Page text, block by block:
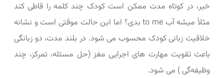
خیر، در کوتاه‌ مدت ممکن است کودک چند کلمه را قاطی کند
مثلاً میشه آب to me بدی؟ اما این حالت موقتی است و نشانه
خلاقیت زبانی کودک محسوب می ‌شود. در بلند مدت، دو زبانگی
باعث تقویت مهارت ‌های اجرایی مغز (حل مسئله، تمرکز، چند
وظیفه‌گی ) می ‌شود.